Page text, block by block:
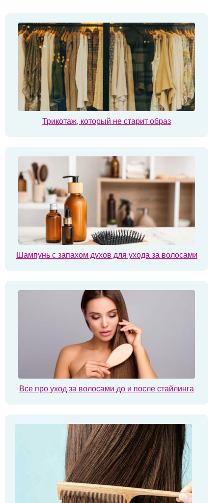
Трикотаж, который не старит образ
Шампунь с запахом духов для ухода за волосами
Все про уход за волосами до и после стайлинга